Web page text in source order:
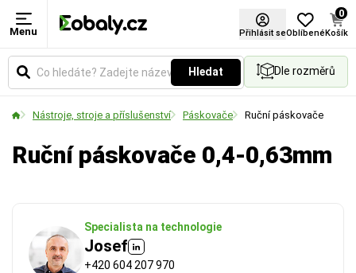
Menu Přihlásit seOblíbené
0
Košík
Hledat Dle rozměrů
Nástroje, stroje a příslušenství Páskovače Ruční páskovače
Ruční páskovače 0,4-0,63mm
Specialista na technologie
Josef
+420 604 207 970
Šířka pásky (mm)
Udává šířku pásky nebo materiálu v milimetrech.
spoje a velikosti balených předmětů.